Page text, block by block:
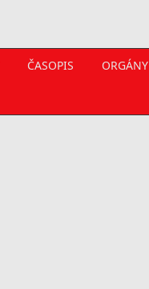
ČASOPIS ORGÁNY